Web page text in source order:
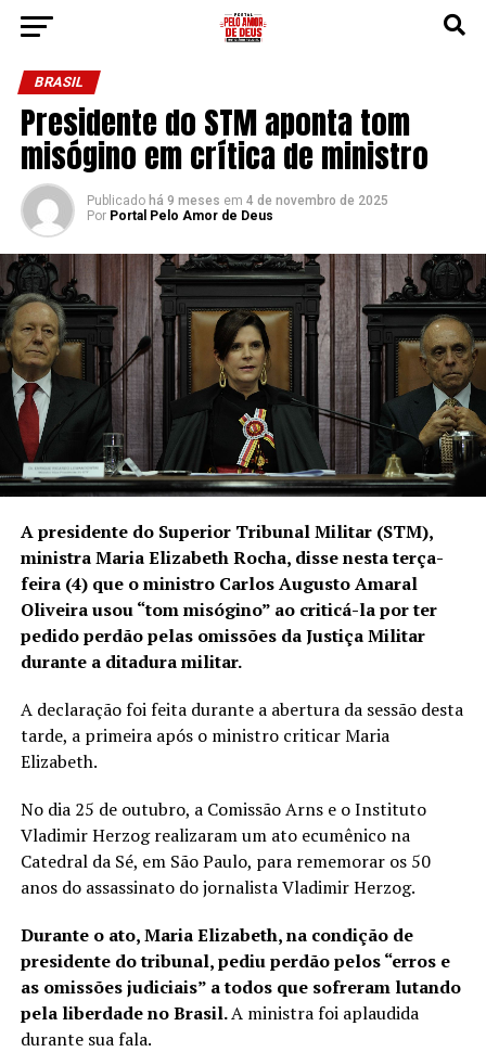
BRASIL
Presidente do STM aponta tom
misógino em crítica de ministro
Publicado há 9 meses em 4 de novembro de 2025
Por Portal Pelo Amor de Deus
A presidente do Superior Tribunal Militar (STM),
ministra Maria Elizabeth Rocha, disse nesta terça-
feira (4) que o ministro Carlos Augusto Amaral
Oliveira usou “tom misógino” ao criticá-la por ter
pedido perdão pelas omissões da Justiça Militar
durante a ditadura militar.
A declaração foi feita durante a abertura da sessão desta
tarde, a primeira após o ministro criticar Maria
Elizabeth.
No dia 25 de outubro, a Comissão Arns e o Instituto
Vladimir Herzog realizaram um ato ecumênico na
Catedral da Sé, em São Paulo, para rememorar os 50
anos do assassinato do jornalista Vladimir Herzog.
Durante o ato, Maria Elizabeth, na condição de
presidente do tribunal, pediu perdão pelos “erros e
as omissões judiciais” a todos que sofreram lutando
pela liberdade no Brasil.A ministra foi aplaudida
durante sua fala.